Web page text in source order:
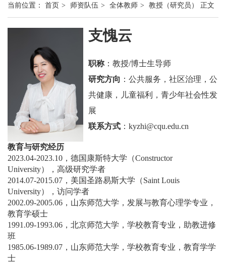
当前位置： 首页 > 师资队伍 > 全体教师 > 教授（研究员） 正文
支愧云
职称 ：教授/博士生导师
研究方向 ：公共服务，社区治理，公
共健康，儿童福利，青少年社会性发
展
联系方式 ：kyzhi@cqu.edu.cn
教育与研究经历
2023.04-2023.10，德国康斯特大学（Constructor
University），高级研究学者
2014.07-2015.07，美国圣路易斯大学（Saint Louis
University），访问学者
2002.09-2005.06，山东师范大学，发展与教育心理学专业，
教育学硕士
1991.09-1993.06，北京师范大学，学校教育专业，助教进修
班
1985.06-1989.07，山东师范大学，学校教育专业，教育学学
士